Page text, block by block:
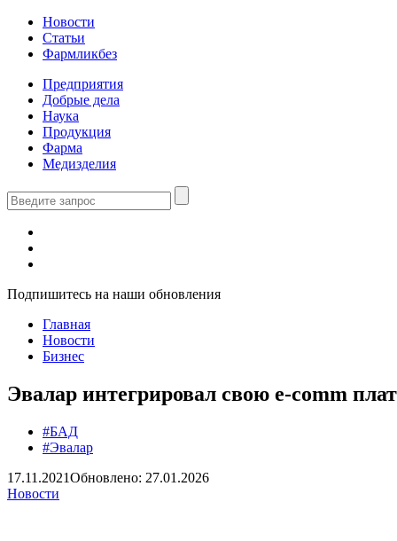
Новости
Статьи
Фармликбез
Предприятия
Добрые дела
Наука
Продукция
Фарма
Медизделия
Подпишитесь на наши обновления
Главная
Новости
Бизнес
Эвалар интегрировал свою e-comm
#БАД
#Эвалар
17.11.2021Обновлено: 27.01.2026
Новости